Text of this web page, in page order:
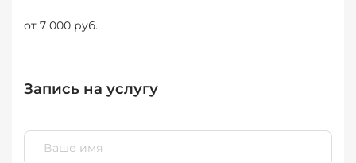
от 7 000 руб.
Запись на услугу